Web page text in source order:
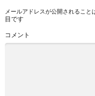
メールアドレスが公開されること
目です
コメント